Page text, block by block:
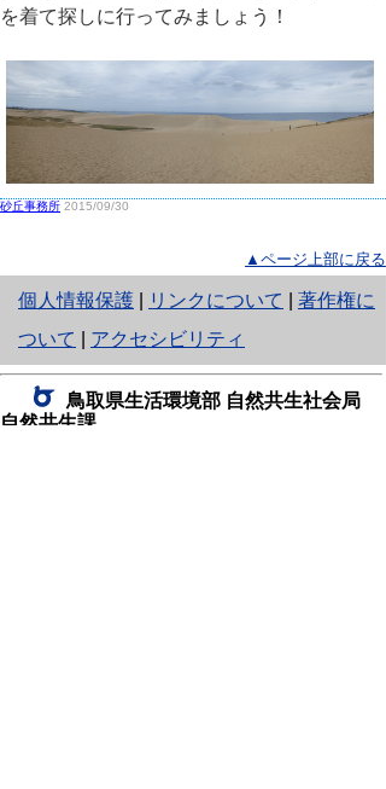
を着て探しに行ってみましょう！
砂丘事務所 2015/09/30
▲ページ上部に戻る
個人情報保護
と
り
ネ
ッ
リンクについて
著作権に
ついて
アクセシビリティ
鳥取県生活環境部 自然共生社会局
自然共生課